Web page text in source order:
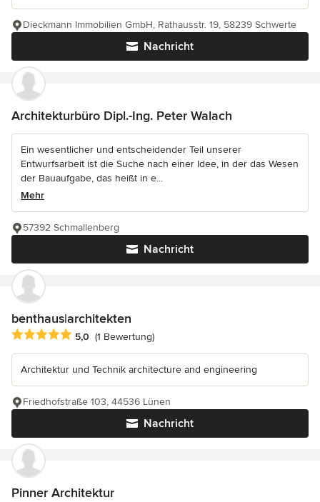
Nachricht
Dieckmann Immobilien GmbH, Rathausstr. 19, 58239 Schwerte
Architekturbüro Dipl.-Ing. Peter Walach
Ein wesentlicher und entscheidender Teil unserer
Entwurfsarbeit ist die Suche nach einer Idee, in der das Wesen
der Bauaufgabe, das heißt in e...
Mehr
Nachricht
57392 Schmallenberg
benthaus|architekten
Durchschnittliche Bewertung: 5 von 5 Sternen
5,0 (1 Bewertung)
Architektur und Technik architecture and engineering
Nachricht
Friedhofstraße 103, 44536 Lünen
Pinner Architektur